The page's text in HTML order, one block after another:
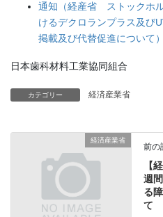
通知（経産省 ストックホ
けるデクロランプラス及び
掲載及び代替促進について）
日本歯科材料工業協同組合
カテゴリー 経済産業省
経済産業省
前の
【
週
る
て